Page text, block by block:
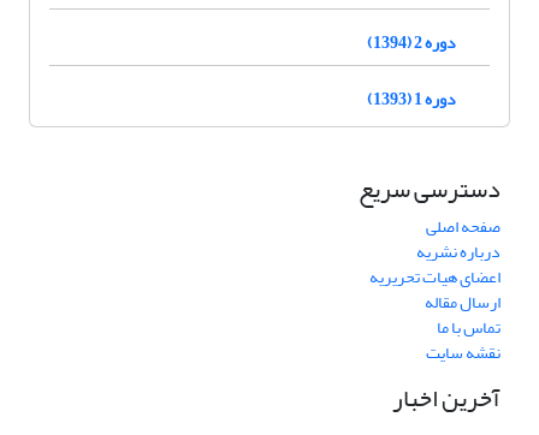
دوره 2 (1394)
دوره 1 (1393)
دسترسی سریع
صفحه اصلی
درباره نشریه
اعضای هیات تحریریه
ارسال مقاله
تماس با ما
نقشه سایت
آخرین اخبار